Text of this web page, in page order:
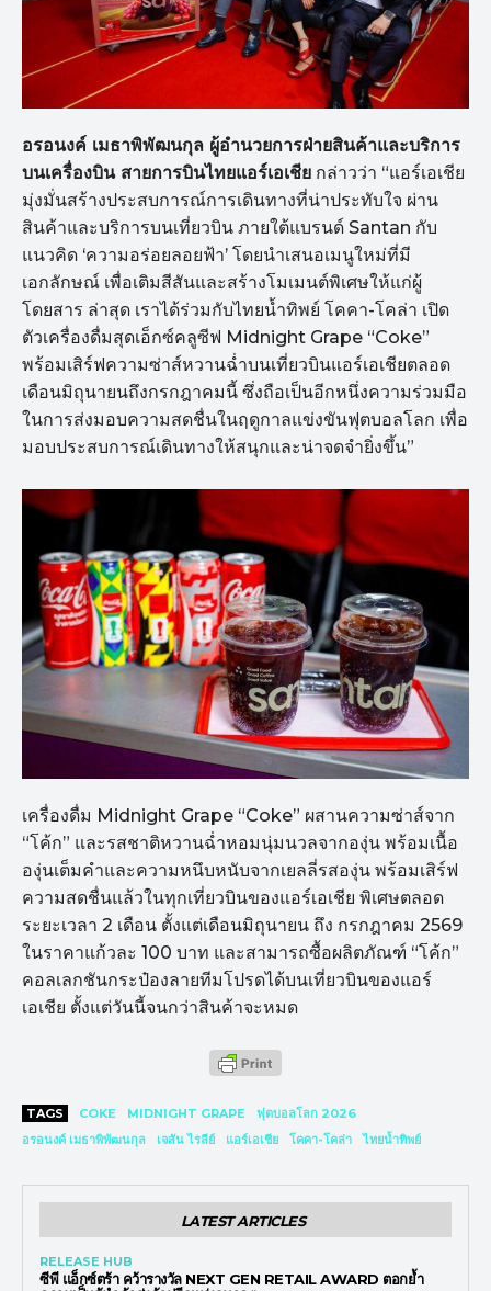
อรอนงค์ เมธาพิพัฒนกุล ผู้อำนวยการฝ่ายสินค้าและบริการ
บนเครื่องบิน สายการบินไทยแอร์เอเชีย กล่าวว่า “แอร์เอเชีย
มุ่งมั่นสร้างประสบการณ์การเดินทางที่น่าประทับใจ ผ่าน
สินค้าและบริการบนเที่ยวบิน ภายใต้แบรนด์ Santan กับ
แนวคิด ‘ความอร่อยลอยฟ้า’ โดยนำเสนอเมนูใหม่ที่มี
เอกลักษณ์ เพื่อเติมสีสันและสร้างโมเมนต์พิเศษให้แก่ผู้
โดยสาร ล่าสุด เราได้ร่วมกับไทยน้ำทิพย์ โคคา-โคล่า เปิด
ตัวเครื่องดื่มสุดเอ็กซ์คลูซีฟ Midnight Grape “Coke”
พร้อมเสิร์ฟความซ่าส์หวานฉ่ำบนเที่ยวบินแอร์เอเชียตลอด
เดือนมิถุนายนถึงกรกฎาคมนี้ ซึ่งถือเป็นอีกหนึ่งความร่วมมือ
ในการส่งมอบความสดชื่นในฤดูกาลแข่งขันฟุตบอลโลก เพื่อ
มอบประสบการณ์เดินทางให้สนุกและน่าจดจำยิ่งขึ้น”
เครื่องดื่ม Midnight Grape “Coke” ผสานความซ่าส์จาก
“โค้ก” และรสชาติหวานฉ่ำหอมนุ่มนวลจากองุ่น พร้อมเนื้อ
องุ่นเต็มคำและความหนึบหนับจากเยลลี่รสองุ่น พร้อมเสิร์ฟ
ความสดชื่นแล้วในทุกเที่ยวบินของแอร์เอเชีย พิเศษตลอด
ระยะเวลา 2 เดือน ตั้งแต่เดือนมิถุนายน ถึง กรกฎาคม 2569
ในราคาแก้วละ 100 บาท และสามารถซื้อผลิตภัณฑ์ “โค้ก”
คอลเลกชันกระป๋องลายทีมโปรดได้บนเที่ยวบินของแอร์
เอเชีย ตั้งแต่วันนี้จนกว่าสินค้าจะหมด
TAGS COKE MIDNIGHT GRAPE
ฟุตบอลโลก 2026
อรอนงค์ เมธาพิพัฒนกุล
เจสัน ไรลีย์ แอร์เอเชีย โคคา-โคล่า ไทยน้ำทิพย์
LATEST ARTICLES
RELEASE HUB
ซีพี แอ็กซ์ตร้า คว้ารางวัล NEXT GEN RETAIL AWARD ตอกย้ำ